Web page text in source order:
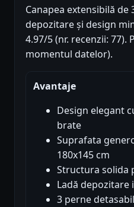
Canapea extensibilă de
depozitare și design
4.97/5 (nr. recenzii: 77).
momentul datelor).
Avantaje
Design elegant
brate
Suprafata
180x145 cm
Structura solida
Ladă depozitare
3 perne